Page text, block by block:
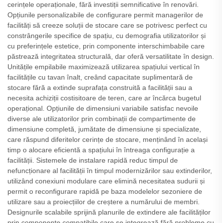
cerințele operaționale, fără investiții semnificative în renovări.
Opțiunile personalizabile de configurare permit managerilor de
facilități să creeze soluții de stocare care se potrivesc perfect cu
constrângerile specifice de spațiu, cu demografia utilizatorilor și
cu preferințele estetice, prin componente interschimbabile care
păstrează integritatea structurală, dar oferă versatilitate în design.
Unitățile empilabile maximizează utilizarea spațiului vertical în
facilitățile cu tavan înalt, creând capacitate suplimentară de
stocare fără a extinde suprafața construită a facilității sau a
necesita achiziții costisitoare de teren, care ar încărca bugetul
operațional. Opțiunile de dimensiuni variabile satisfac nevoile
diverse ale utilizatorilor prin combinații de compartimente de
dimensiune completă, jumătate de dimensiune și specializate,
care răspund diferitelor cerințe de stocare, menținând în același
timp o alocare eficientă a spațiului în întreaga configurație a
facilității. Sistemele de instalare rapidă reduc timpul de
nefuncționare al facilității în timpul modernizărilor sau extinderilor,
utilizând conexiuni modulare care elimină necesitatea sudurii și
permit o reconfigurare rapidă pe baza modelelor sezoniere de
utilizare sau a proiecțiilor de creștere a numărului de membri.
Designurile scalabile sprijină planurile de extindere ale facilităților